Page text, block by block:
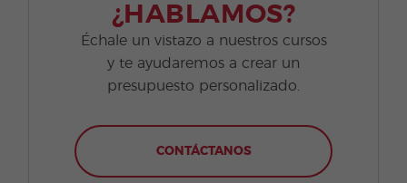
¿HABLAMOS?
Échale un vistazo a nuestros cursos
y te ayudaremos a crear un
presupuesto personalizado.
CONTÁCTANOS